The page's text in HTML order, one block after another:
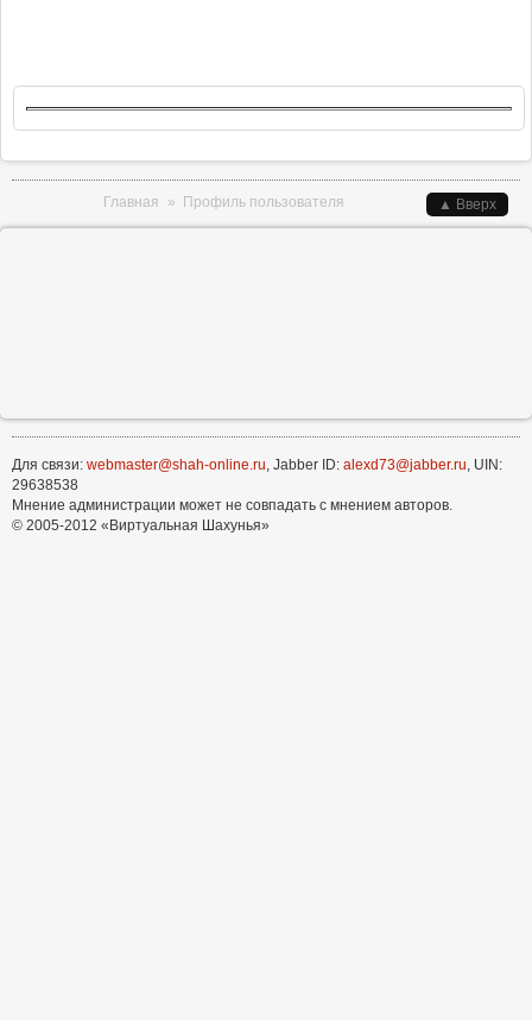
Главная » Профиль пользователя ▲ Вверх
Для связи: webmaster@shah-online.ru, Jabber ID: alexd73@jabber.ru, UIN:
29638538
Мнение администрации может не совпадать с мнением авторов.
© 2005-2012 «Виртуальная Шахунья»